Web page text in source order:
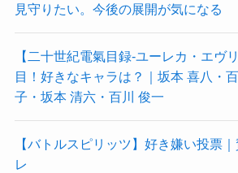
見守りたい。今後の展開が気になる
【二十世紀電氣目録-ユーレカ・エヴ
目！好きなキャラは？｜坂本 喜八・
子・坂本 清六・百川 俊一
【バトルスピリッツ】好き嫌い投票
レ